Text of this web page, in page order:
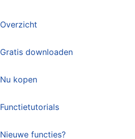
Overzicht
Gratis downloaden
Nu kopen
Functietutorials
Nieuwe functies?